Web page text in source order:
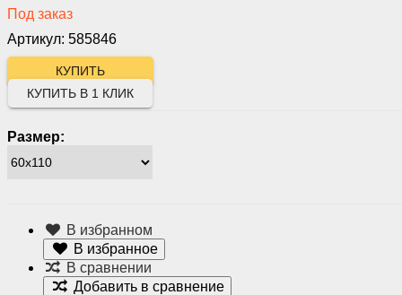
Под заказ
Артикул: 585846
Размер:
КУПИТЬ В 1 КЛИК
В избранном
В избранное
В сравнении
Добавить в сравнение